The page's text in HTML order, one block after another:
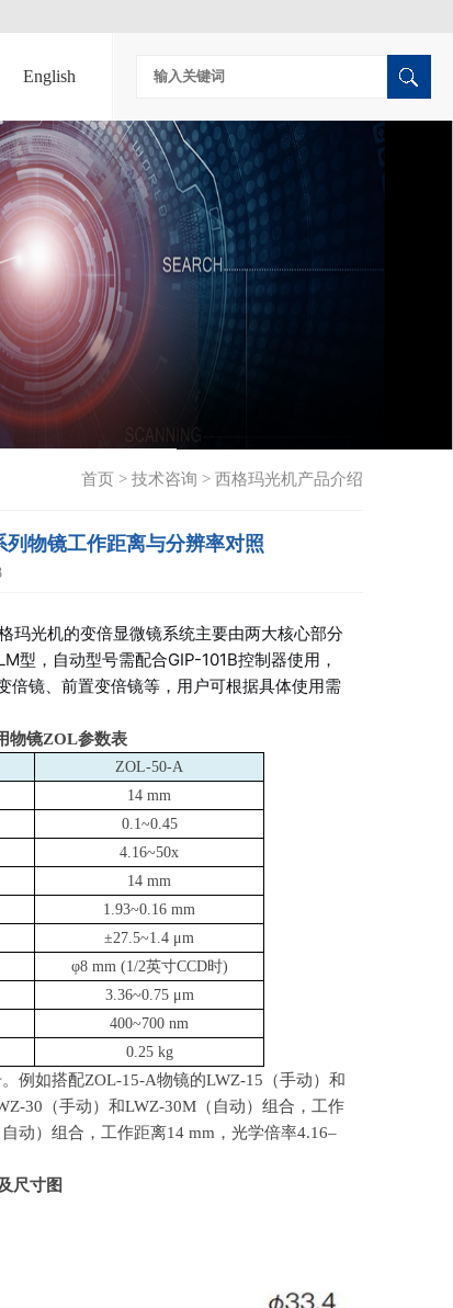
English
首页 > 技术咨询 > 西格玛光机产品介绍
物镜工作距离与分辨率对照
玛光机的变倍显微镜系统主要由两大核心部分
型，自动型号需配合GIP-101B控制器使用，
倍镜、前置变倍镜等，用户可根据具体使用需
物镜ZOL参数表
ZOL-50-A
14 mm
0.1~0.45
4.16~50x
14 mm
1.93~0.16 mm
±27.5~1.4 μm
φ8 mm (1/2英寸CCD时)
3.36~0.75 μm
400~700 nm
0.25 kg
例如搭配ZOL-15-A物镜的LWZ-15 （手动）和
30 （手动）和LWZ-30M （自动）组合，工作
自动）组合，工作距离14 mm ，光学倍率4.16–
尺寸图